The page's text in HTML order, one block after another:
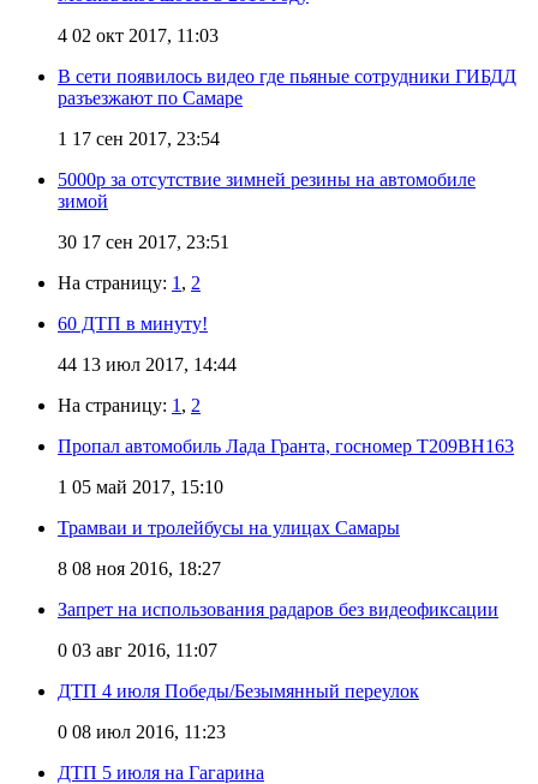
4 02 окт 2017, 11:03
В сети появилось видео где пьяные сотрудники ГИБДД
разъезжают по Самаре
1 17 сен 2017, 23:54
5000р за отсутствие зимней резины на автомобиле
зимой
30 17 сен 2017, 23:51
На страницу: 1 , 2
60 ДТП в минуту!
44 13 июл 2017, 14:44
На страницу: 1 , 2
Пропал автомобиль Лада Гранта, госномер Т209ВН163
1 05 май 2017, 15:10
Трамваи и тролейбусы на улицах Самары
8 08 ноя 2016, 18:27
Запрет на использования радаров без видеофиксации
0 03 авг 2016, 11:07
ДТП 4 июля Победы/Безымянный переулок
0 08 июл 2016, 11:23
ДТП 5 июля на Гагарина